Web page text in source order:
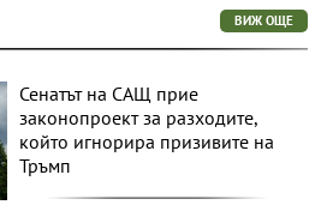
ВИЖ ОЩЕ
Сенатът на САЩ прие
законопроект за разходите,
който игнорира призивите на
Тръмп